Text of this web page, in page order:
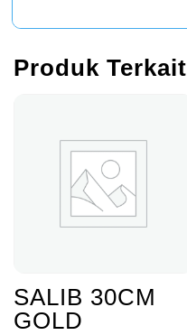
Produk Terkait
SALIB 30CM
GOLD